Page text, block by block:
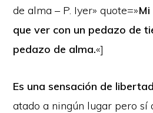
de alma – P. Iyer» quote=»
que ver con un pedazo de
pedazo de alma.«]
Es una sensación de
atado a ningún lugar pero sí